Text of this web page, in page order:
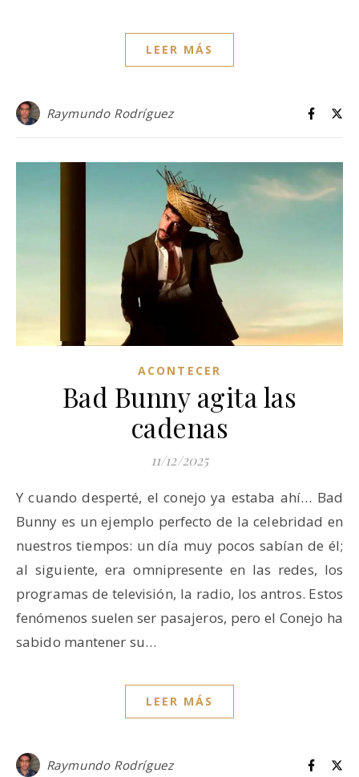
LEER MÁS
Raymundo Rodríguez
ACONTECER
Bad Bunny agita las
cadenas
11/12/2025
Y cuando desperté, el conejo ya estaba ahí… Bad
Bunny es un ejemplo perfecto de la celebridad en
nuestros tiempos: un día muy pocos sabían de él;
al siguiente, era omnipresente en las redes, los
programas de televisión, la radio, los antros. Estos
fenómenos suelen ser pasajeros, pero el Conejo ha
sabido mantener su…
LEER MÁS
Raymundo Rodríguez